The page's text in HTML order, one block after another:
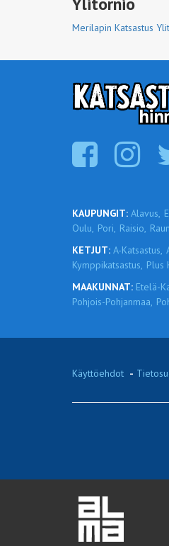
Merilapin Katsastus
KAUPUNGIT: Alavus,
Oulu, Pori, Raisio,
KETJUT: A-Katsastus,
Kymppikatsastus, Plus
MAAKUNNAT: Etelä-
Pohjois-Pohjanmaa,
Käyttöehdot -